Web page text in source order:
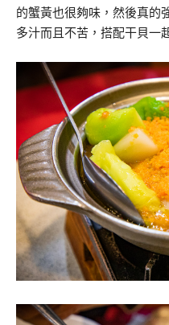
的蟹黃也很夠味，然後真的
多汁而且不苦，搭配干貝一